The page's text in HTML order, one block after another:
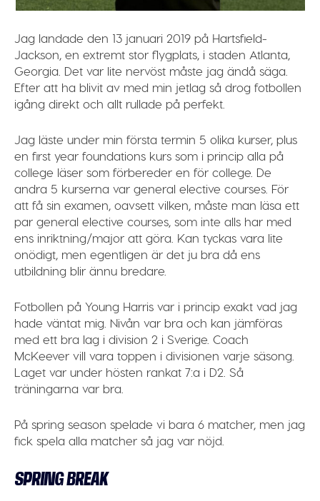
Jag landade den 13 januari 2019 på Hartsfield-
Jackson, en extremt stor flygplats, i staden Atlanta,
Georgia. Det var lite nervöst måste jag ändå säga.
Efter att ha blivit av med min jetlag så drog fotbollen
igång direkt och allt rullade på perfekt.
Jag läste under min första termin 5 olika kurser, plus
en first year foundations kurs som i princip alla på
college läser som förbereder en för college. De
andra 5 kurserna var general elective courses. För
att få sin examen, oavsett vilken, måste man läsa ett
par general elective courses, som inte alls har med
ens inriktning/major att göra. Kan tyckas vara lite
onödigt, men egentligen är det ju bra då ens
utbildning blir ännu bredare.
Fotbollen på Young Harris var i princip exakt vad jag
hade väntat mig. Nivån var bra och kan jämföras
med ett bra lag i division 2 i Sverige. Coach
McKeever vill vara toppen i divisionen varje säsong.
Laget var under hösten rankat 7:a i D2. Så
träningarna var bra.
På spring season spelade vi bara 6 matcher, men jag
fick spela alla matcher så jag var nöjd.
SPRING BREAK